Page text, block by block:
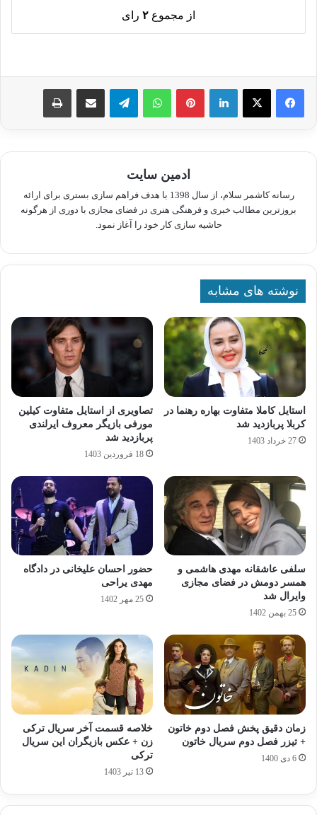
از مجموع ۲ رای
لینکدین پینترستواتس آپ تلگرام اشتراک گذاری از طریق ایمیل چاپ
ادمین سایت
رسانه کاشمر سلام، از سال 1398 با هدف فراهم سازی بستری برای ارائه
بروزترین مطالب خبری و فرهنگی هنری در فضای مجازی با دوری از هرگونه
حاشیه سازی کار خود را آغاز نمود.
نوشته های مشابه
استایل کاملا متفاوت بهاره رهنما در
کربلا پربازدید شد
27 خرداد 1403
تصاویری از استایل متفاوت کیلین
مورفی بازیگر معروف ایرلندی
پربازدید شد
18 فروردین 1403
سلفی عاشقانه مهدی هاشمی و
همسر دومش در فضای مجازی
وایرال شد
25 بهمن 1402
حضور احسان علیخانی در دادگاه
مهدی یراحی
25 مهر 1402
زمان دقیق پخش فصل دوم خاتون
+ تیزر فصل دوم سریال خاتون
6 دی 1400
خلاصه قسمت آخر سریال ترکی
زن + عکس بازیگران این سریال
ترکی
13 تیر 1403